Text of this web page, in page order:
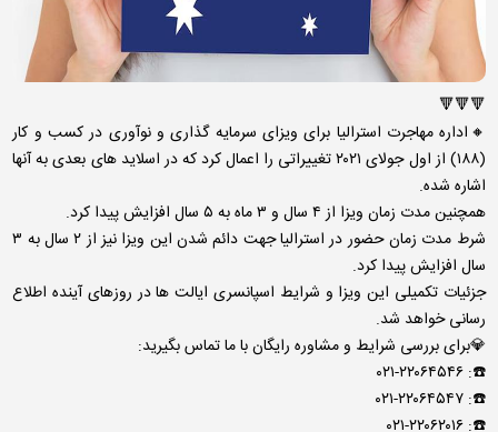
🔻🔻🔻
🔸اداره مهاجرت استرالیا برای ویزای سرمایه گذاری و نوآوری در کسب و کار
(۱۸۸) از اول جولای ۲۰۲۱ تغییراتی را اعمال کرد که در اسلاید های بعدی به آنها
اشاره شده.
همچنین مدت زمان ویزا از ۴ سال و ۳ ماه به ۵ سال افزایش پیدا کرد.
شرط مدت زمان حضور در استرالیا جهت دائم شدن این ویزا نیز از ۲ سال به ۳
سال افزایش پیدا کرد.
جزئیات تکمیلی این ویزا و شرایط اسپانسری ایالت ها در روزهای آینده اطلاع
رسانی خواهد شد.
💎برای بررسی شرایط و مشاوره رایگان با ما تماس بگیرید:
☎️: ۰۲۱-۲۲۰۶۴۵۴۶
☎️: ۰۲۱-۲۲۰۶۴۵۴۷
☎️: ۰۲۱-۲۲۰۶۲۰۱۶